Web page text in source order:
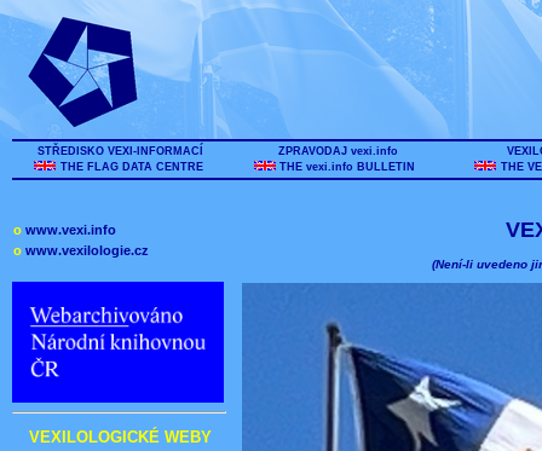
STŘEDISKO VEXI-INFORMACÍ
THE FLAG DATA CENTRE
ZPRAVODAJ vexi.info
THE vexi.info BULLETIN
THE
o www.vexi.info
o www.vexilologie.cz
VEXILOLOGICKÉ WEBY
(Není-li uvedeno